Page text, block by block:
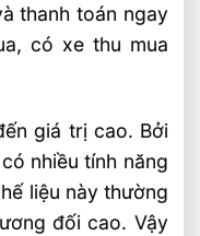
thanh toán ngay
có xe thu mua
giá trị cao. Bởi
nhiều tính năng
liệu này thường
đối cao. Vậy